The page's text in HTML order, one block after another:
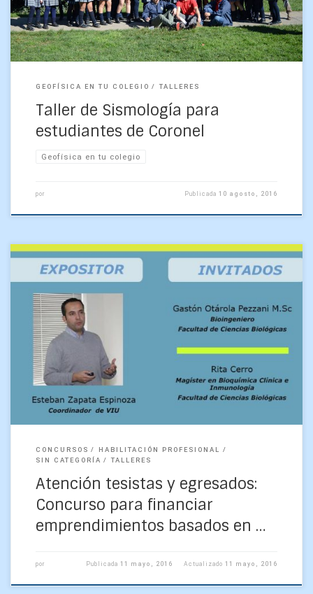
GEOFÍSICA EN TU COLEGIO TALLERES
Taller de Sismología para
estudiantes de Coronel
Geofísica en tu colegio
por Publicada10 agosto, 2016
Se invita a todos los alumnos de últimos años, o ex alumnos
recién egresados, a participar con sus proyectos de tesis del
concurso Valorización de […]
CONCURSOS
HABILITACIÓN PROFESIONAL
SIN CATEGORÍA
TALLERES
Atención tesistas y egresados:
Concurso para financiar
emprendimientos basados en …
por Publicada11 mayo, 2016 Actualizado11 mayo, 2016